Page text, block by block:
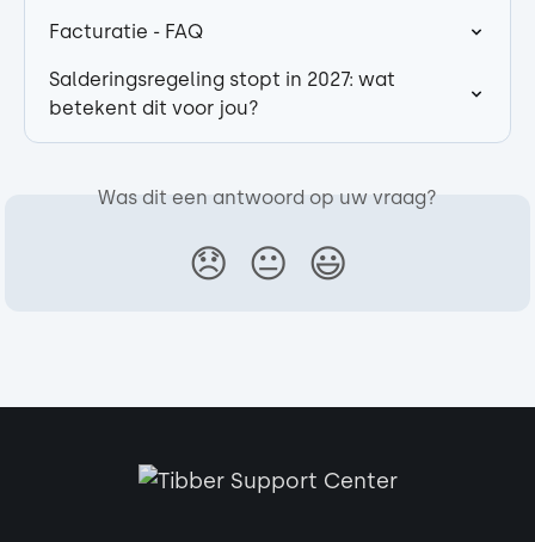
Facturatie - FAQ
Salderingsregeling stopt in 2027: wat
betekent dit voor jou?
Was dit een antwoord op uw vraag?
😞 😐 😃